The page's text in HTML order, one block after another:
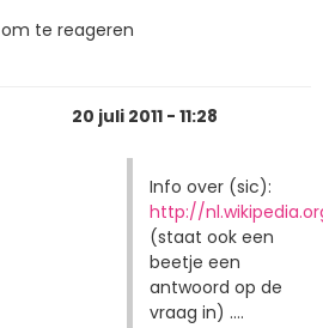
om te reageren
20 juli 2011 - 11:28
Info over (sic):
http://
(staat ook een
beetje een
antwoord op de
vraag in) ....